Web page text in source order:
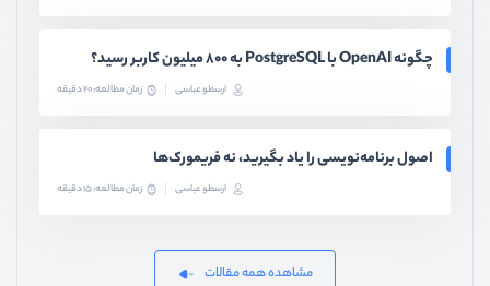
چگونه OpenAI با PostgreSQL به ۸۰۰ میلیون کاربر رسید؟
ارسطو عباسی زمان مطالعه: 20 دقیقه
اصول برنامه‌نویسی را یاد بگیرید، نه فریمورک‌ها
ارسطو عباسی زمان مطالعه: 15 دقیقه
مشاهده همه مقالات